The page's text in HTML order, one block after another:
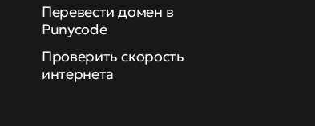
Перевести домен в
Punycode
Проверить скорость
интернета